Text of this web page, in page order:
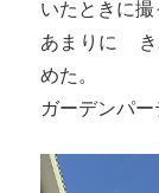
いたときに撮
あまりに
めた。
ガーデンパ